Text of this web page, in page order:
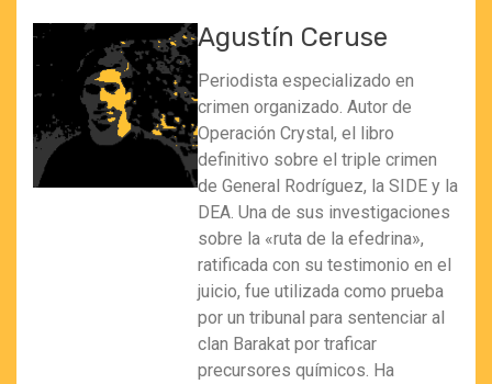
Agustín Ceruse
Periodista especializado en
crimen organizado. Autor de
Operación Crystal, el libro
definitivo sobre el triple crimen
de General Rodríguez, la SIDE y la
DEA. Una de sus investigaciones
sobre la «ruta de la efedrina»,
ratificada con su testimonio en el
juicio, fue utilizada como prueba
por un tribunal para sentenciar al
clan Barakat por traficar
precursores químicos. Ha